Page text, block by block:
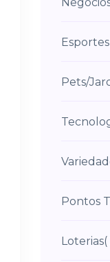
Esportes
Pets/
Pontos
Loterias